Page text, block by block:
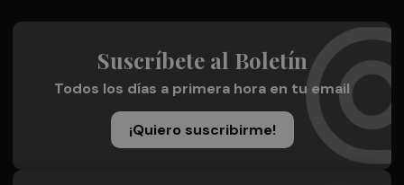
Suscríbete al Boletín
Todos los días a primera hora en tu email
¡Quiero suscribirme!